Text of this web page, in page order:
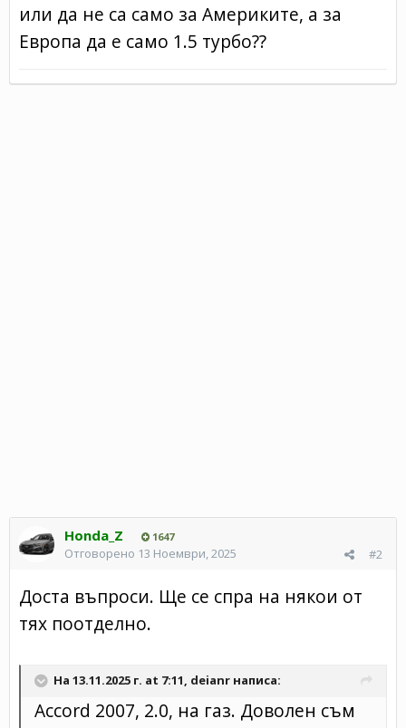
или да не са само за Америките, а за
Европа да е само 1.5 турбо??
Honda_Z 1647
#2
Отговорено 13 Ноември, 2025
Доста въпроси. Ще се спра на някои от
тях поотделно.
На 13.11.2025 г. at 7:11, deianr написа:
Accord 2007, 2.0, на газ. Доволен съм